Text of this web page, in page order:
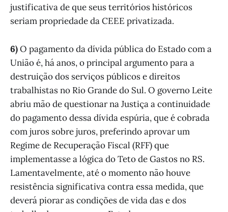
justificativa de que seus territórios históricos
seriam propriedade da CEEE privatizada.
6)O pagamento da dívida pública do Estado com a
União é, há anos, o principal argumento para a
destruição dos serviços públicos e direitos
trabalhistas no Rio Grande do Sul. O governo Leite
abriu mão de questionar na Justiça a continuidade
do pagamento dessa dívida espúria, que é cobrada
com juros sobre juros, preferindo aprovar um
Regime de Recuperação Fiscal (RFF) que
implementasse a lógica do Teto de Gastos no RS.
Lamentavelmente, até o momento não houve
resistência significativa contra essa medida, que
deverá piorar as condições de vida das e dos